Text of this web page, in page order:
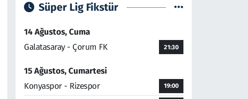
Süper Lig Fikstür
14 Ağustos, Cuma
Galatasaray - Çorum FK
21:30
15 Ağustos, Cumartesi
Konyaspor - Rizespor
19:00